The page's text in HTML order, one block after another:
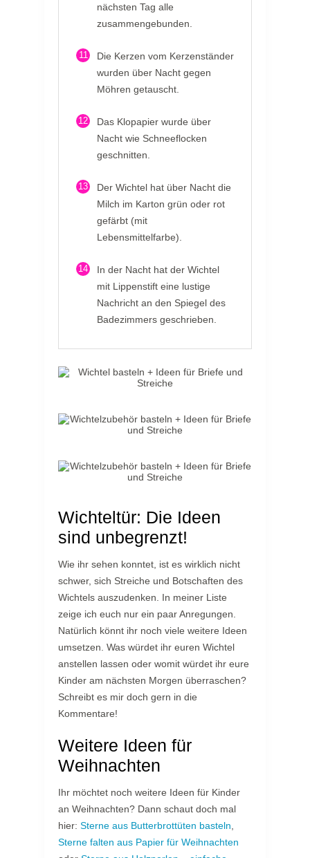
nächsten Tag alle
zusammengebunden.
11
Die Kerzen vom Kerzenständer
wurden über Nacht gegen
Möhren getauscht.
12
Das Klopapier wurde über
Nacht wie Schneeflocken
geschnitten.
13
Der Wichtel hat über Nacht die
Milch im Karton grün oder rot
gefärbt (mit
Lebensmittelfarbe).
14
In der Nacht hat der Wichtel
mit Lippenstift eine lustige
Nachricht an den Spiegel des
Badezimmers geschrieben.
Wichteltür: Die Ideen
sind unbegrenzt!
Wie ihr sehen konntet, ist es wirklich nicht
schwer, sich Streiche und Botschaften des
Wichtels auszudenken. In meiner Liste
zeige ich euch nur ein paar Anregungen.
Natürlich könnt ihr noch viele weitere Ideen
umsetzen. Was würdet ihr euren Wichtel
anstellen lassen oder womit würdet ihr eure
Kinder am nächsten Morgen überraschen?
Schreibt es mir doch gern in die
Kommentare!
Weitere Ideen für
Weihnachten
Ihr möchtet noch weitere Ideen für Kinder
an Weihnachten? Dann schaut doch mal
hier: Sterne aus Butterbrottüten basteln
Sterne falten aus Papier für Weihnachten